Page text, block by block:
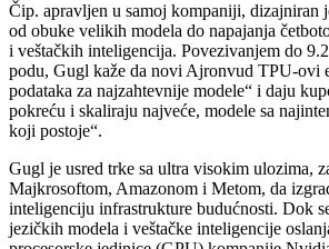
Čip. apravljen u samoj kompaniji, dizajniran
od obuke velikih modela do napajanja
i veštačkih inteligencija. Povezivanjem do
podu, Gugl kaže da novi Ajronvud TPU-ovi
podataka za najzahtevnije modele“ i daju
pokreću i skaliraju najveće, modele sa
koji postoje“.
Gugl je usred trke sa ultra visokim ulozima,
Majkrosoftom, Amazonom i Metom, da
inteligenciju infrastrukture budućnosti. Dok
jezičkih modela i veštačke inteligencije